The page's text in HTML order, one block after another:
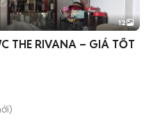
+2
12
THE RIVANA – GIÁ TỐT